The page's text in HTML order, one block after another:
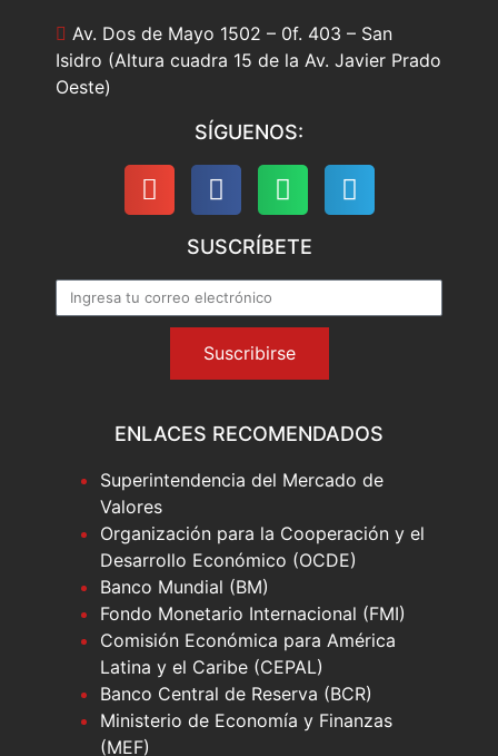
Av. Dos de Mayo 1502 – 0f. 403 – San
Isidro (Altura cuadra 15 de la Av. Javier Prado
Oeste)
SÍGUENOS:
SUSCRÍBETE
Suscribirse
ENLACES RECOMENDADOS
Superintendencia del Mercado de
Valores
Organización para la Cooperación y el
Desarrollo Económico (OCDE)
Banco Mundial (BM)
Fondo Monetario Internacional (FMI)
Comisión Económica para América
Latina y el Caribe (CEPAL)
Banco Central de Reserva (BCR)
Ministerio de Economía y Finanzas
(MEF)